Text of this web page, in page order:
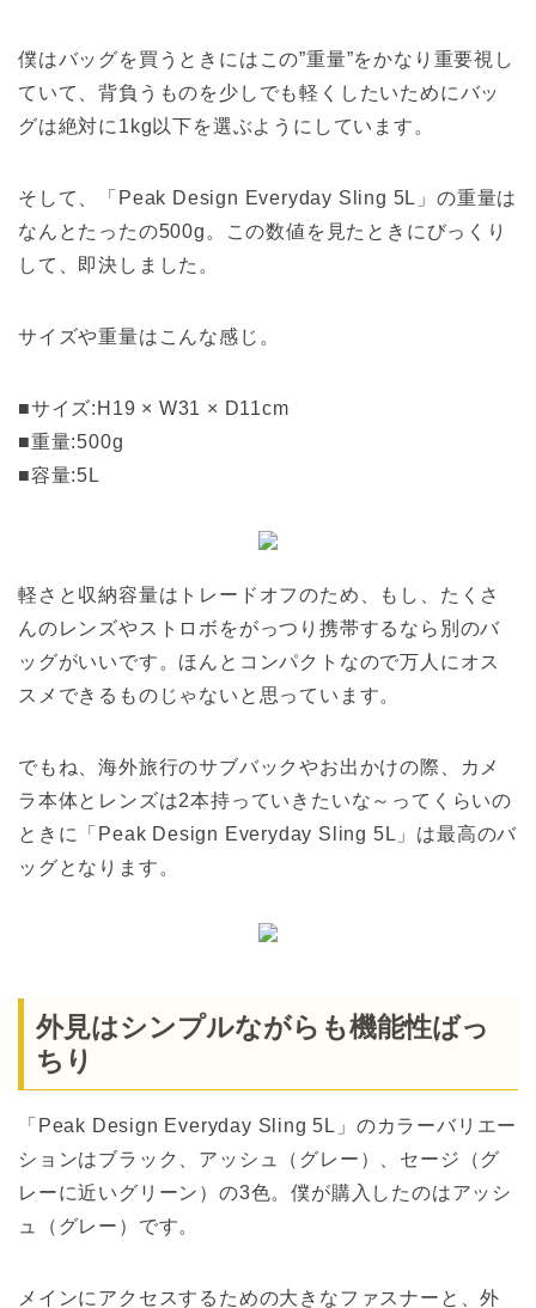
僕はバッグを買うときにはこの”重量”をかなり重要視し
ていて、背負うものを少しでも軽くしたいためにバッ
グは絶対に1kg以下を選ぶようにしています。
そして、「Peak Design Everyday Sling 5L」の重量は
なんとたったの500g。この数値を見たときにびっくり
して、即決しました。
サイズや重量はこんな感じ。
■サイズ:H19 × W31 × D11cm
■重量:500g
■容量:5L
軽さと収納容量はトレードオフのため、もし、たくさ
んのレンズやストロボをがっつり携帯するなら別のバ
ッグがいいです。ほんとコンパクトなので万人にオス
スメできるものじゃないと思っています。
でもね、海外旅行のサブバックやお出かけの際、カメ
ラ本体とレンズは2本持っていきたいな～ってくらいの
ときに「Peak Design Everyday Sling 5L」は最高のバ
ッグとなります。
外見はシンプルながらも機能性ばっ
ちり
「Peak Design Everyday Sling 5L」のカラーバリエー
ションはブラック、アッシュ（グレー）、セージ（グ
レーに近いグリーン）の3色。僕が購入したのはアッシ
ュ（グレー）です。
メインにアクセスするための大きなファスナーと、外